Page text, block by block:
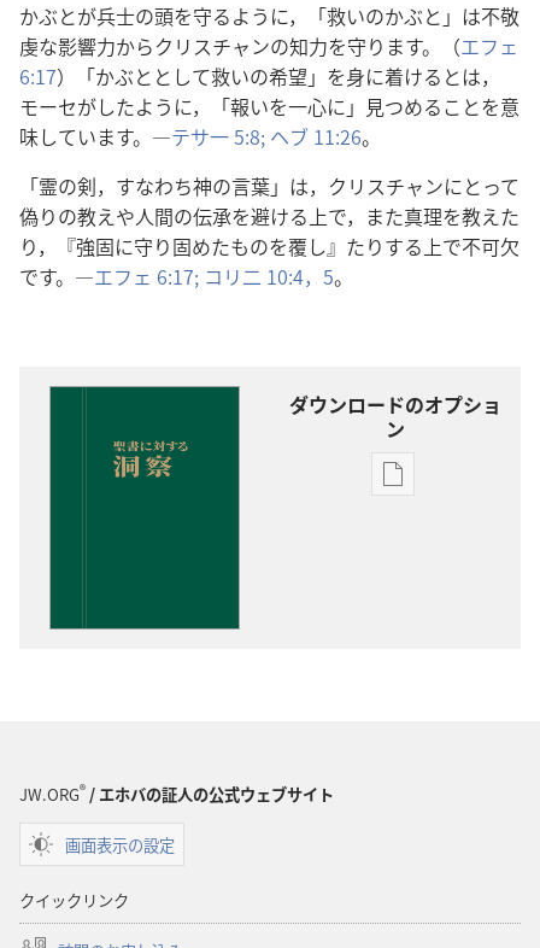
かぶとが兵士の頭を守るように，「救いのかぶと」は不敬
虔な影響力からクリスチャンの知力を守ります。（エフェ
6:17）「かぶととして救いの希望」を身に着けるとは，
モーセがしたように，「報いを一心に」見つめることを意
味しています。―テサ一 5:8; ヘブ 11:26。
「霊の剣，すなわち神の言葉」は，クリスチャンにとって
偽りの教えや人間の伝承を避ける上で，また真理を教えた
り，『強固に守り固めたものを覆し』たりする上で不可欠
です。―エフェ 6:17; コリ二 10:4，5。
ダウンロードのオプショ
ン
出
JW.ORG®/ エホバの証人の公式ウェブサイト
画面表示の設定
クイックリンク